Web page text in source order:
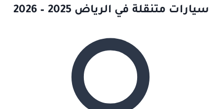
سيارات متنقلة في الرياض 2025 – 2026